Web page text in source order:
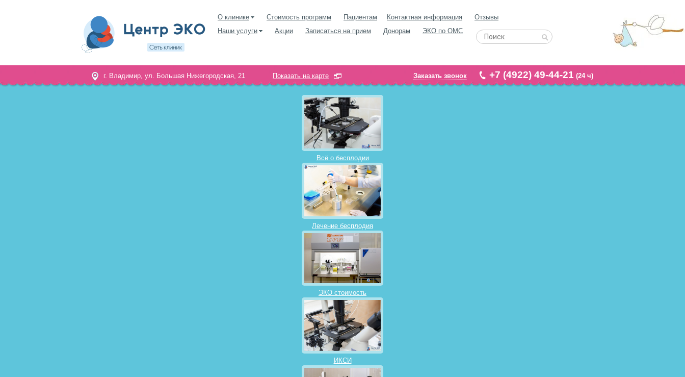
О клинике Стоимость программ Пациентам Контактная информация
Отзывы
Наши услуги
Акции Записаться на прием Донорам ЭКО по ОМС
г. Владимир, ул. Большая Нижегородская, 21 Показать на карте Заказать звонок +7 (4922) 49-44-21 (24 ч)
Всё о бесплодии
Лечение бесплодия
ЭКО стоимость
ИКСИ